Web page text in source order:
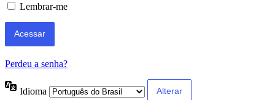
Lembrar-me
Perdeu a senha?
Idioma